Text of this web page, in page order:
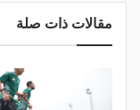
مقالات ذات صلة